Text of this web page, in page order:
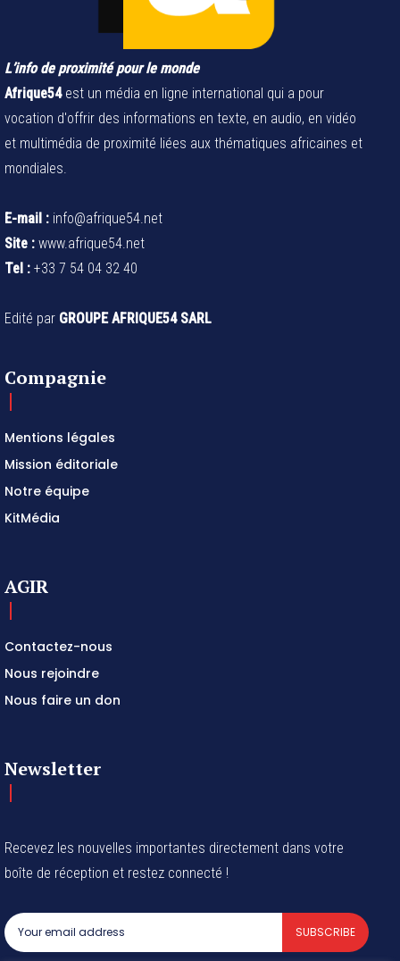
L’info de proximité pour le monde
Afrique54est un média en ligne international qui a pour
vocation d'offrir des informations en texte, en audio, en vidéo
et multimédia de proximité liées aux thématiques africaines et
mondiales.
E-mail : info@afrique54.net
Site : www.afrique54.net
Tel : +33 7 54 04 32 40
Edité par GROUPE AFRIQUE54 SARL
Compagnie
Mentions légales
Mission éditoriale
Notre équipe
KitMédia
AGIR
Contactez-nous
Nous rejoindre
Nous faire un don
Newsletter
Recevez les nouvelles importantes directement dans votre
boîte de réception et restez connecté !
SUBSCRIBE